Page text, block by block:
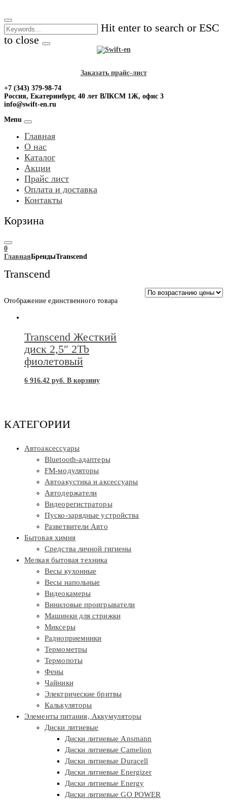
to
content
Hit enter to search or ESC
to close
Заказать прайс-лист
+7 (343) 379-98-74
Россия, Екатеринбург, 40 лет ВЛКСМ 1Ж, офис 3
info@swift-en.ru
Menu
Главная
О нас
Каталог
Акции
Прайс лист
Оплата и доставка
Контакты
Корзина
0
ГлавнаяБрендыTranscend
Transcend
Отображение единственного товара
Transcend Жесткий
диск 2,5″ 2Tb
фиолетовый
6 916.42 руб. В корзину
КАТЕГОРИИ
Автоаксессуары
Bluetooth-адаптеры
FM-модуляторы
Автоакустика и аксессуары
Автодержатели
Видеорегистраторы
Пуско-зарядные устройства
Разветвители Авто
Бытовая химия
Средства личной гигиены
Мелкая бытовая техника
Весы кухонные
Весы напольные
Видеокамеры
Виниловые проигрыватели
Машинки для стрижки
Миксеры
Радиоприемники
Термометры
Термопоты
Фены
Чайники
Электрические бритвы
Калькуляторы
Элементы питания, Аккумуляторы
Диски литиевые
Диски литиевые Ansmann
Диски литиевые Camelion
Диски литиевые Duracell
Диски литиевые Energizer
Диски литиевые Energy
Диски литиевые GO POWER